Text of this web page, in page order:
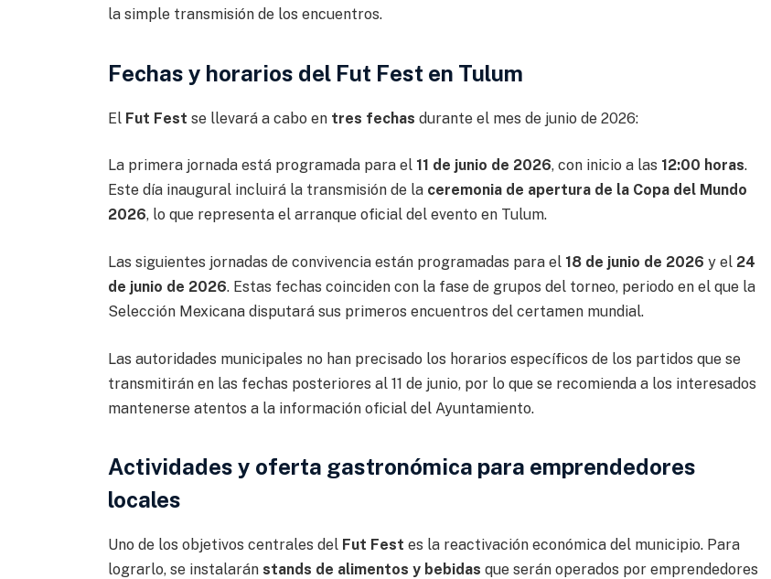
la simple transmisión de los encuentros.
Fechas y horarios del Fut Fest en Tulum
El Fut Fest se llevará a cabo en tres fechas durante el mes de junio de 2026:
La primera jornada está programada para el 11 de junio de 2026, con inicio a las 12:00 horas.
Este día inaugural incluirá la transmisión de la ceremonia de apertura de la Copa del Mundo
2026, lo que representa el arranque oficial del evento en Tulum.
Las siguientes jornadas de convivencia están programadas para el 18 de junio de 2026 y el 24
de junio de 2026. Estas fechas coinciden con la fase de grupos del torneo, periodo en el que la
Selección Mexicana disputará sus primeros encuentros del certamen mundial.
Las autoridades municipales no han precisado los horarios específicos de los partidos que se
transmitirán en las fechas posteriores al 11 de junio, por lo que se recomienda a los interesados
mantenerse atentos a la información oficial del Ayuntamiento.
Actividades y oferta gastronómica para emprendedores
locales
Uno de los objetivos centrales del Fut Fest es la reactivación económica del municipio. Para
lograrlo, se instalarán stands de alimentos y bebidas que serán operados por emprendedores